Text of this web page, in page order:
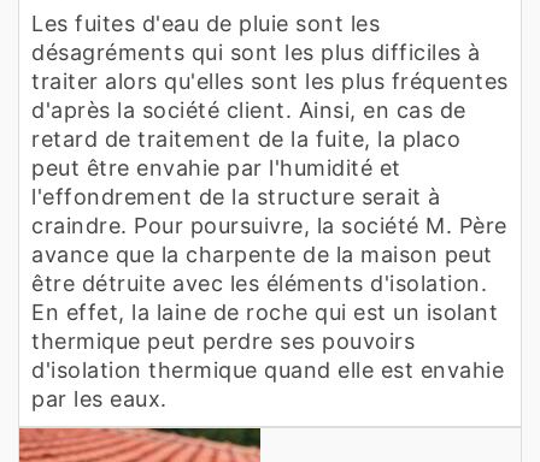
Les fuites d'eau de pluie sont les
désagréments qui sont les plus difficiles à
traiter alors qu'elles sont les plus fréquentes
d'après la société client. Ainsi, en cas de
retard de traitement de la fuite, la placo
peut être envahie par l'humidité et
l'effondrement de la structure serait à
craindre. Pour poursuivre, la société M. Père
avance que la charpente de la maison peut
être détruite avec les éléments d'isolation.
En effet, la laine de roche qui est un isolant
thermique peut perdre ses pouvoirs
d'isolation thermique quand elle est envahie
par les eaux.